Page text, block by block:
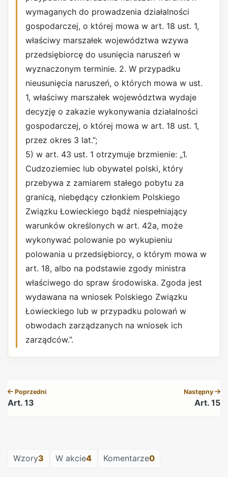
wymaganych do prowadzenia działalności
gospodarczej, o której mowa w art. 18 ust. 1,
właściwy marszałek województwa wzywa
przedsiębiorcę do usunięcia naruszeń w
wyznaczonym terminie. 2. W przypadku
nieusunięcia naruszeń, o których mowa w ust.
1, właściwy marszałek województwa wydaje
decyzję o zakazie wykonywania działalności
gospodarczej, o której mowa w art. 18 ust. 1,
przez okres 3 lat.”;
5) w art. 43 ust. 1 otrzymuje brzmienie: „1.
Cudzoziemiec lub obywatel polski, który
przebywa z zamiarem stałego pobytu za
granicą, niebędący członkiem Polskiego
Związku Łowieckiego bądź niespełniający
warunków określonych w art. 42a, może
wykonywać polowanie po wykupieniu
polowania u przedsiębiorcy, o którym mowa w
art. 18, albo na podstawie zgody ministra
właściwego do spraw środowiska. Zgoda jest
wydawana na wniosek Polskiego Związku
Łowieckiego lub w przypadku polowań w
obwodach zarządzanych na wniosek ich
zarządców.”.
Poprzedni
Art. 13
Następny
Art. 15
Wzory3 W akcie4 Komentarze0